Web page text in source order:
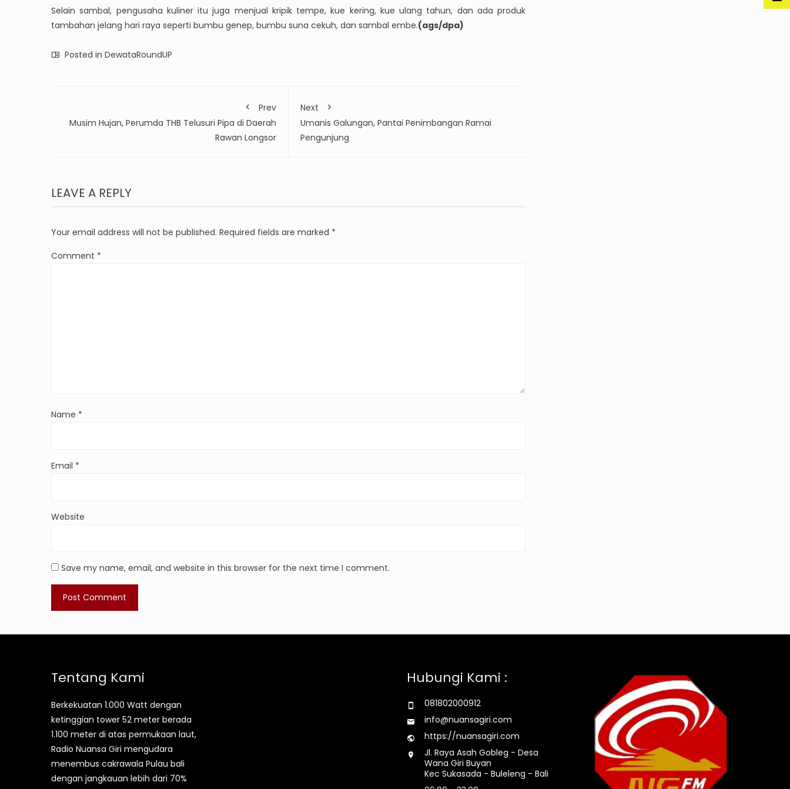
Selain sambal, pengusaha kuliner itu juga menjual kripik tempe, kue kering, kue ulang tahun, dan ada produk
tambahan jelang hari raya seperti bumbu genep, bumbu suna cekuh, dan sambal embe.(ags/dpa)
Posted in DewataRoundUP
Prev
Musim Hujan, Perumda THB Telusuri Pipa di Daerah
Rawan Longsor
Next
Umanis Galungan, Pantai Penimbangan Ramai
Pengunjung
LEAVE A REPLY
Your email address will not be published. Required fields are marked *
Comment *
Name *
Email *
Website
Save my name, email, and website in this browser for the next time I comment.
Tentang Kami
Berkekuatan 1.000 Watt dengan
ketinggian tower 52 meter berada
1.100 meter di atas permukaan laut,
Radio Nuansa Giri mengudara
menembus cakrawala Pulau bali
dengan jangkauan lebih dari 70%
Hubungi Kami :
081802000912
info@nuansagiri.com
https://nuansagiri.com
Jl. Raya Asah Gobleg - Desa
Wana Giri Buyan
Kec Sukasada - Buleleng - Bali